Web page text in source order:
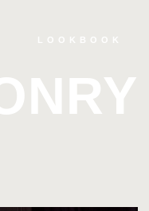
LOOKBOOK